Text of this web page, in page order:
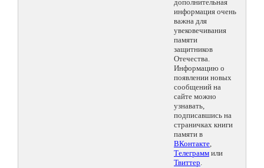
дополнительная
информация очень
важна для
увековечивания
памяти
защитников
Отечества.
Информацию о
появлении новых
сообщений на
сайте можно
узнавать,
подписавшись на
страничках книги
памяти в
ВКонтакте,
Телеграмм или
Твиттер.